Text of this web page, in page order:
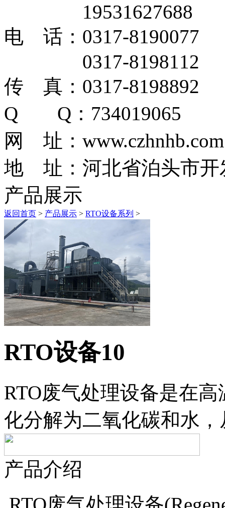
19531627688
电 话：0317-8190077
0317-8198112
传 真：0317-8198892
Q Q：734019065
网 址：www.czhnhb.com
地 址：河北省泊头市开
产品展示
返回首页 > 产品展示 > RTO设备系列 >
RTO设备10
RTO废气处理设备是在
化分解为二氧化碳和水
产品介绍